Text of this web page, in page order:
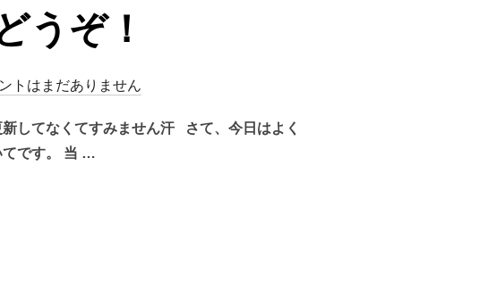
うぞ！
トはまだありません
してなくてすみません汗 さて、今日はよく
てです。 当 …
どうぞ！”